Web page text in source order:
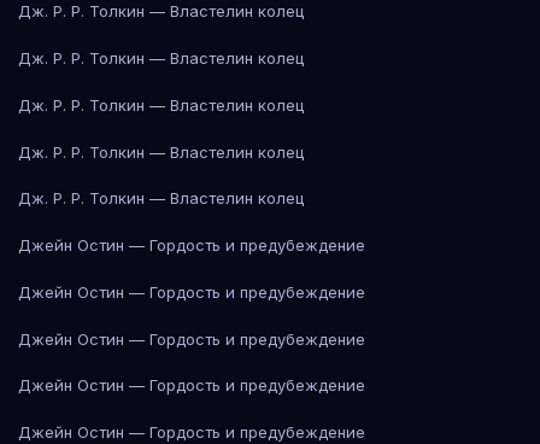
Дж. Р. Р. Толкин — Властелин колец
Дж. Р. Р. Толкин — Властелин колец
Дж. Р. Р. Толкин — Властелин колец
Дж. Р. Р. Толкин — Властелин колец
Дж. Р. Р. Толкин — Властелин колец
Джейн Остин — Гордость и предубеждение
Джейн Остин — Гордость и предубеждение
Джейн Остин — Гордость и предубеждение
Джейн Остин — Гордость и предубеждение
Джейн Остин — Гордость и предубеждение